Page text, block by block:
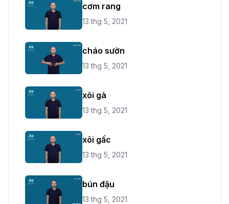
cơm rang
13 thg 5, 2021
cháo sườn
13 thg 5, 2021
xôi gà
13 thg 5, 2021
xôi gấc
13 thg 5, 2021
bún đậu
13 thg 5, 2021